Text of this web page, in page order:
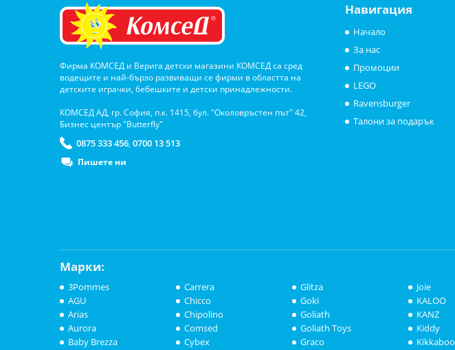
Фирма КОМСЕД и Верига детски магазини КОМСЕД са сред
водещите и най-бързо развиващи се фирми в областта на
детските играчки, бебешките и детски принадлежности.
КОМСЕД АД, гр. София, п.к. 1415, бул. "Околовръстен път" 42,
Бизнес център "Butterfly"
0875 333 456, 0700 13 513
Пишете ни
Навигация
Начало
За нас
Промоции
LEGO
Ravensburger
Талони за подарък
Марки:
3Pommes
AGU
Arias
Aurora
Baby Brezza
Carrera
Chicco
Chipolino
Comsed
Cybex
Glitza
Goki
Goliath
Goliath Toys
Graco
Joie
KALOO
KANZ
Kiddy
Kikkaboo